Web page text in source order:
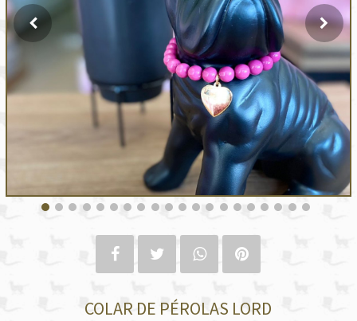
COLAR DE PÉROLAS LORD